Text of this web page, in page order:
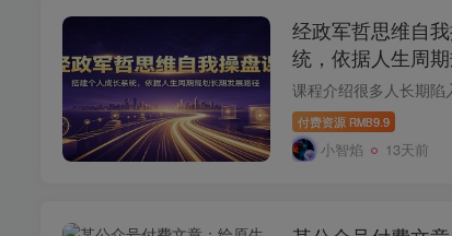
经政军哲思维自
统，依据人生周
付费资源 RMB9.9
小智焰 13天前